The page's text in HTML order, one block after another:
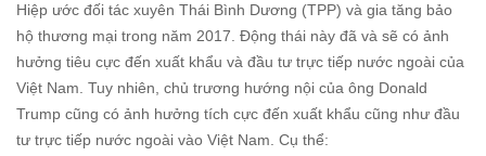
Hiệp ước đối tác xuyên Thái Bình Dương (TPP) và gia tăng bảo
hộ thương mại trong năm 2017. Động thái này đã và sẽ có ảnh
hưởng tiêu cực đến xuất khẩu và đầu tư trực tiếp nước ngoài của
Việt Nam. Tuy nhiên, chủ trương hướng nội của ông Donald
Trump cũng có ảnh hưởng tích cực đến xuất khẩu cũng như đầu
tư trực tiếp nước ngoài vào Việt Nam. Cụ thể: